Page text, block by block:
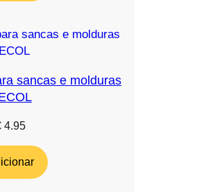
sancas e molduras
4.95